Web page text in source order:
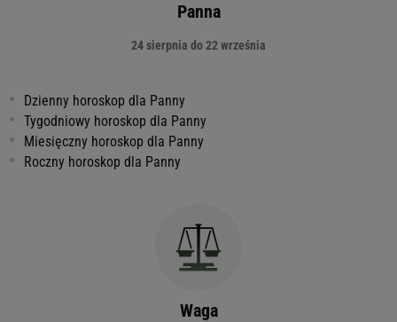
Panna
24 sierpnia do 22 września
Dzienny horoskop dla Panny
Tygodniowy horoskop dla Panny
Miesięczny horoskop dla Panny
Roczny horoskop dla Panny
Waga